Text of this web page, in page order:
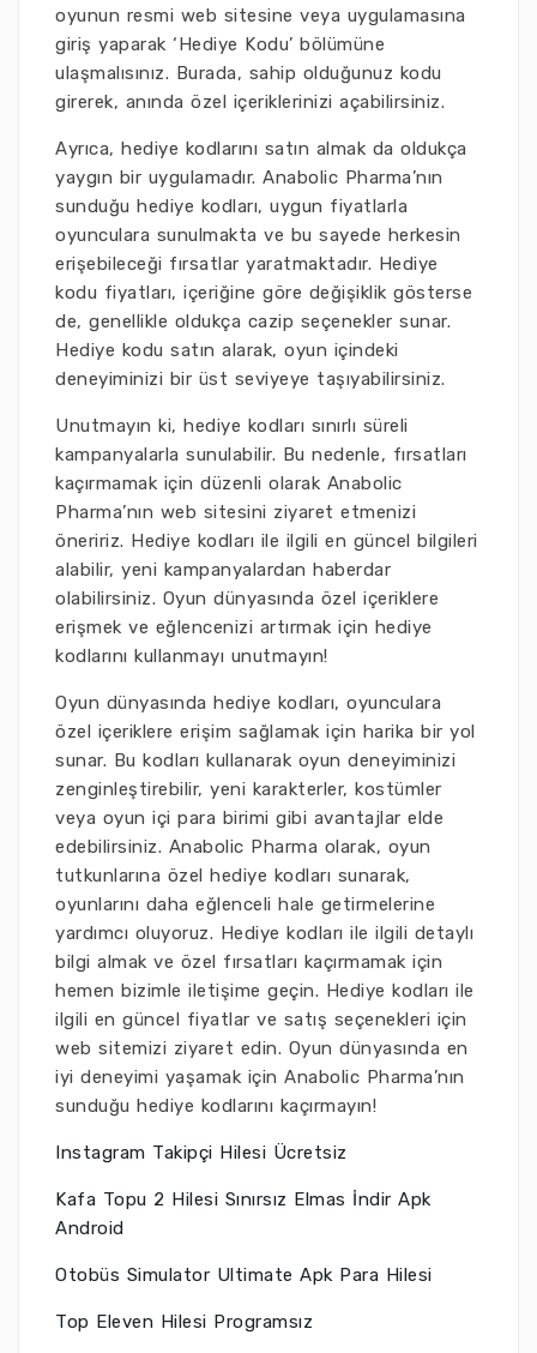
oyunun resmi web sitesine veya uygulamasına
giriş yaparak ‘Hediye Kodu’ bölümüne
ulaşmalısınız. Burada, sahip olduğunuz kodu
girerek, anında özel içeriklerinizi açabilirsiniz.
Ayrıca, hediye kodlarını satın almak da oldukça
yaygın bir uygulamadır. Anabolic Pharma’nın
sunduğu hediye kodları, uygun fiyatlarla
oyunculara sunulmakta ve bu sayede herkesin
erişebileceği fırsatlar yaratmaktadır. Hediye
kodu fiyatları, içeriğine göre değişiklik gösterse
de, genellikle oldukça cazip seçenekler sunar.
Hediye kodu satın alarak, oyun içindeki
deneyiminizi bir üst seviyeye taşıyabilirsiniz.
Unutmayın ki, hediye kodları sınırlı süreli
kampanyalarla sunulabilir. Bu nedenle, fırsatları
kaçırmamak için düzenli olarak Anabolic
Pharma’nın web sitesini ziyaret etmenizi
öneririz. Hediye kodları ile ilgili en güncel bilgileri
alabilir, yeni kampanyalardan haberdar
olabilirsiniz. Oyun dünyasında özel içeriklere
erişmek ve eğlencenizi artırmak için hediye
kodlarını kullanmayı unutmayın!
Oyun dünyasında hediye kodları, oyunculara
özel içeriklere erişim sağlamak için harika bir yol
sunar. Bu kodları kullanarak oyun deneyiminizi
zenginleştirebilir, yeni karakterler, kostümler
veya oyun içi para birimi gibi avantajlar elde
edebilirsiniz. Anabolic Pharma olarak, oyun
tutkunlarına özel hediye kodları sunarak,
oyunlarını daha eğlenceli hale getirmelerine
yardımcı oluyoruz. Hediye kodları ile ilgili detaylı
bilgi almak ve özel fırsatları kaçırmamak için
hemen bizimle iletişime geçin. Hediye kodları ile
ilgili en güncel fiyatlar ve satış seçenekleri için
web sitemizi ziyaret edin. Oyun dünyasında en
iyi deneyimi yaşamak için Anabolic Pharma’nın
sunduğu hediye kodlarını kaçırmayın!
Instagram Takipçi Hilesi Ücretsiz
Kafa Topu 2 Hilesi Sınırsız Elmas İndir Apk
Android
Otobüs Simulator Ultimate Apk Para Hilesi
Top Eleven Hilesi Programsız